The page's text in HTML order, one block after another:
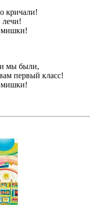
кричали!
лечи!
мишки!
мы были,
первый класс!
мишки!